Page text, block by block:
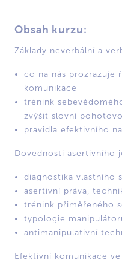
Obsah kurzu:
Základy neverbální a
co na nás prozrazuje
komunikace
trénink
zvýšit slovní
pravidla efektivního
Dovednosti asertivního
diagnostika vlastního
asertivní práva,
trénink přiměřeného
typologie
antimanipulativní
Efektivní komunikace